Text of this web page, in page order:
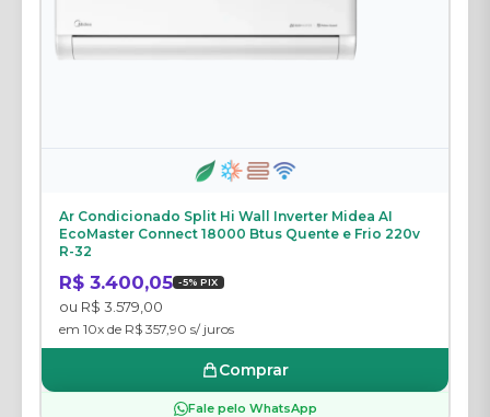
Ar Condicionado Split Hi Wall Inverter Midea AI
EcoMaster Connect 18000 Btus Quente e Frio 220v
R-32
R$ 3.400,05 -5% PIX
ou R$ 3.579,00
em 10x de R$ 357,90 s/ juros
Comprar
Fale pelo WhatsApp